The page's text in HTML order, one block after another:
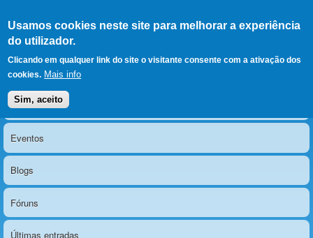
Usamos cookies neste site para melhorar a experiência
do utilizador.
Clicando em qualquer link do site o visitante consente com a ativação dos
cookies. Mais info
Sim, aceito
LERPARAVER , ir para a
página principal
O portal da visão diferente
Menu principal
Notícias
Eventos
Blogs
Fóruns
Últimas entradas